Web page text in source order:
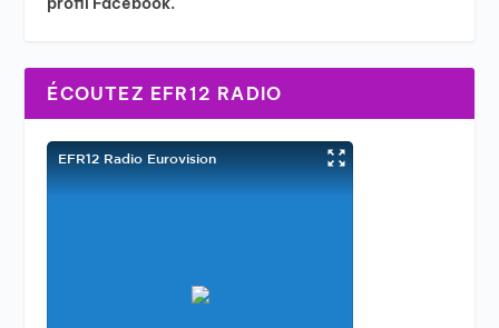
ÉCOUTEZ EFR12 RADIO